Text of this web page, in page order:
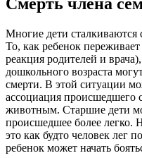
Многие дети сталкиваются
То, как ребенок
реакция родителей и
дошкольного возраста
смерти. В этой ситуации
ассоциация
животным. Старшие дети
происшедшее более легко.
это как будто человек лег
ребенок может начать